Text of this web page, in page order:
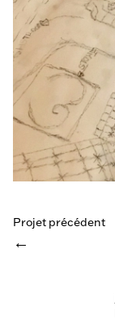
Projet précédent
←